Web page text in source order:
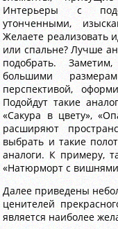
Интерьеры с
утонченными,
Желаете реализовать
или спальне? Лучше
подобрать.
большими
перспективой,
Подойдут такие
«Сакура в цвету»,
расширяют
выбрать и такие
аналоги. К примеру,
«Натюрморт с
Далее приведены
ценителей
является наиболее